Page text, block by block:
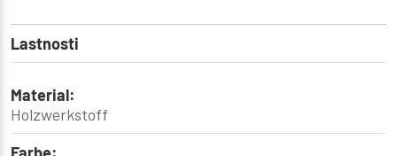
Lastnosti
Material:
Holzwerkstoff